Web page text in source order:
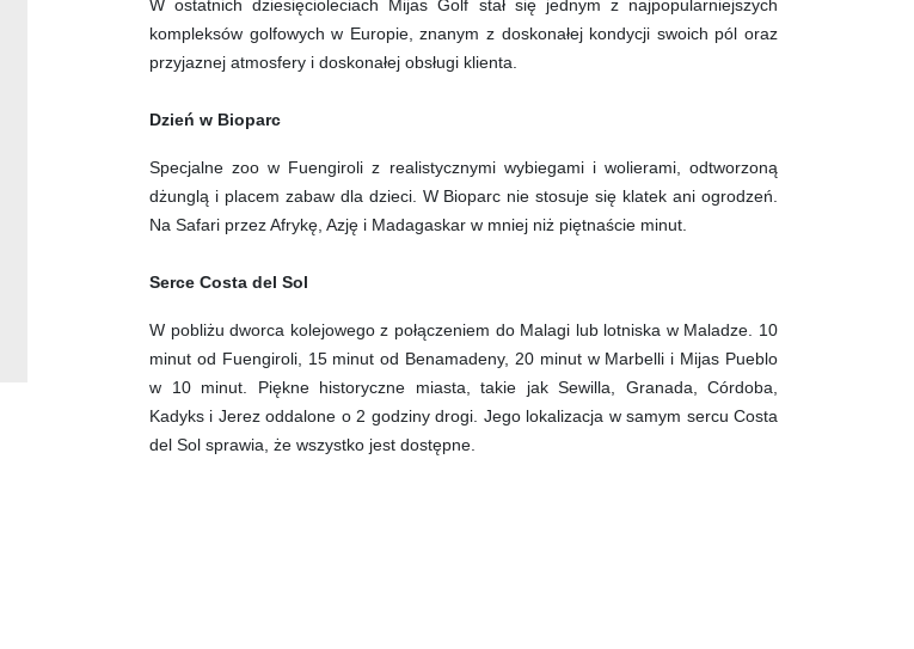
W ostatnich dziesięcioleciach Mijas Golf stał się jednym z najpopularniejszych
kompleksów golfowych w Europie, znanym z doskonałej kondycji swoich pól oraz
przyjaznej atmosfery i doskonałej obsługi klienta.
Dzień w Bioparc
Specjalne zoo w Fuengiroli z realistycznymi wybiegami i wolierami, odtworzoną
dżunglą i placem zabaw dla dzieci. W Bioparc nie stosuje się klatek ani ogrodzeń.
Na Safari przez Afrykę, Azję i Madagaskar w mniej niż piętnaście minut.
Serce Costa del Sol
W pobliżu dworca kolejowego z połączeniem do Malagi lub lotniska w Maladze. 10
minut od Fuengiroli, 15 minut od Benamadeny, 20 minut w Marbelli i Mijas Pueblo
w 10 minut. Piękne historyczne miasta, takie jak Sewilla, Granada, Córdoba,
Kadyks i Jerez oddalone o 2 godziny drogi. Jego lokalizacja w samym sercu Costa
del Sol sprawia, że wszystko jest dostępne.